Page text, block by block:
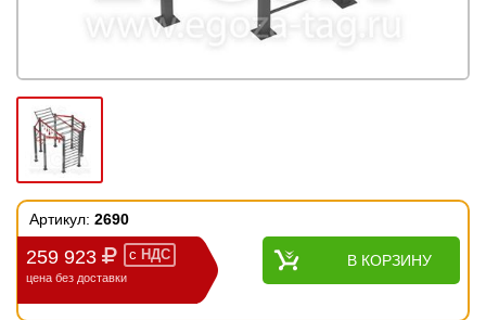
Артикул: 2690
259 923 с НДС
цена без доставки
В КОРЗИНУ